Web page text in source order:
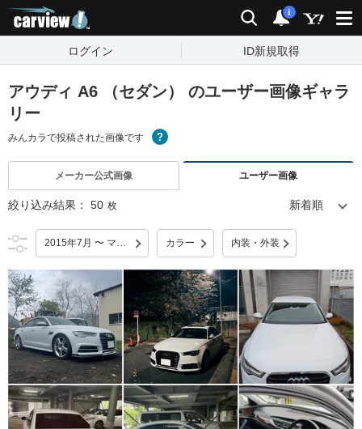
検索 通知
i
ログイン ID新規取得
アウディ A6 （セダン） のユーザー画像ギャラ
リー
みんカラで投稿された画像です
メーカー公式画像 ユーザー画像
絞り込み結果： 50 枚
2015年7月 〜 マイナーチェンジ カラー 内装・外装